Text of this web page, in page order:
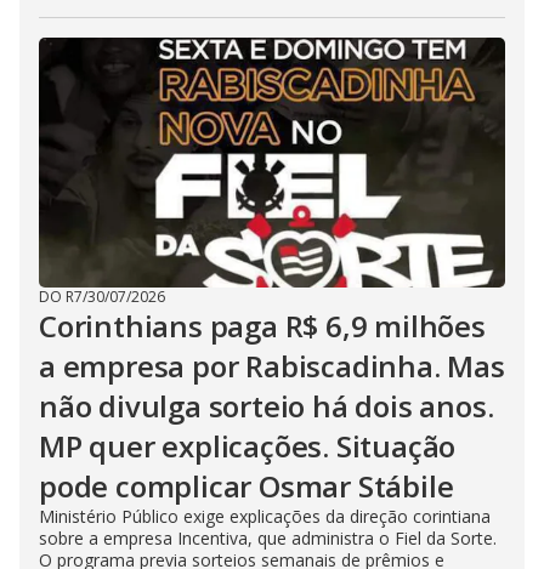
DO R7/30/07/2026
Corinthians paga R$ 6,9 milhões
a empresa por Rabiscadinha. Mas
não divulga sorteio há dois anos.
MP quer explicações. Situação
pode complicar Osmar Stábile
Ministério Público exige explicações da direção corintiana
sobre a empresa Incentiva, que administra o Fiel da Sorte.
O programa previa sorteios semanais de prêmios e